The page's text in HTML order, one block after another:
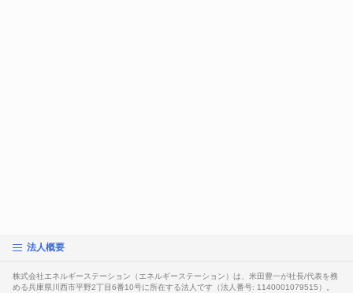
法人概要
株式会社エネルギーステーション（エネルギーステーション）は、米田豊一が社長/代表を務
める兵庫県川西市平野2丁目6番10号に所在する法人です（法人番号: 1140001079515）。